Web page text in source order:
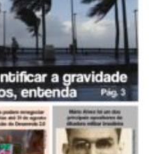
01 A 07 De Agosto De